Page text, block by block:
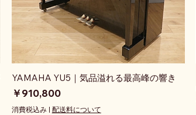
YAMAHA YU5｜気品溢れる最高峰の響き
価格
￥910,800
消費税込み| 配送料について